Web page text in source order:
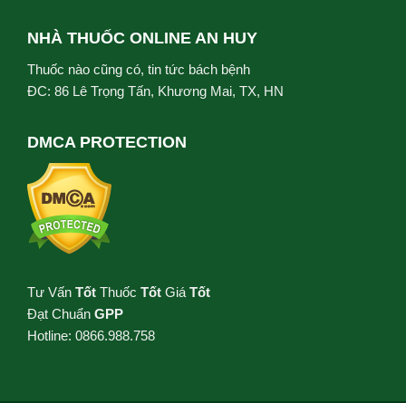
NHÀ THUỐC ONLINE AN HUY
Thuốc nào cũng có, tin tức bách bệnh
ĐC: 86 Lê Trọng Tấn, Khương Mai, TX, HN
DMCA PROTECTION
Tư Vấn Tốt Thuốc Tốt Giá Tốt
Đạt Chuẩn GPP
Hotline: 0866.988.758